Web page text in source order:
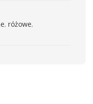
, różowe,